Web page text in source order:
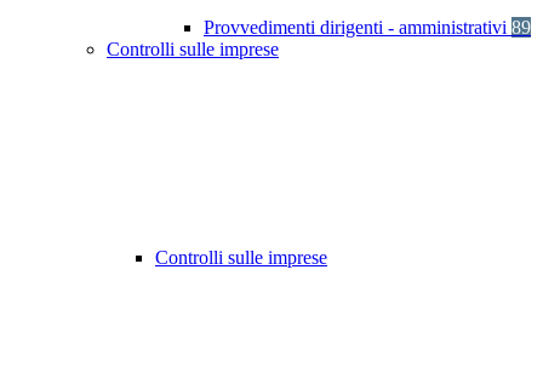
Provvedimenti dirigenti - amministrativi 89
Controlli sulle imprese
Controlli sulle imprese